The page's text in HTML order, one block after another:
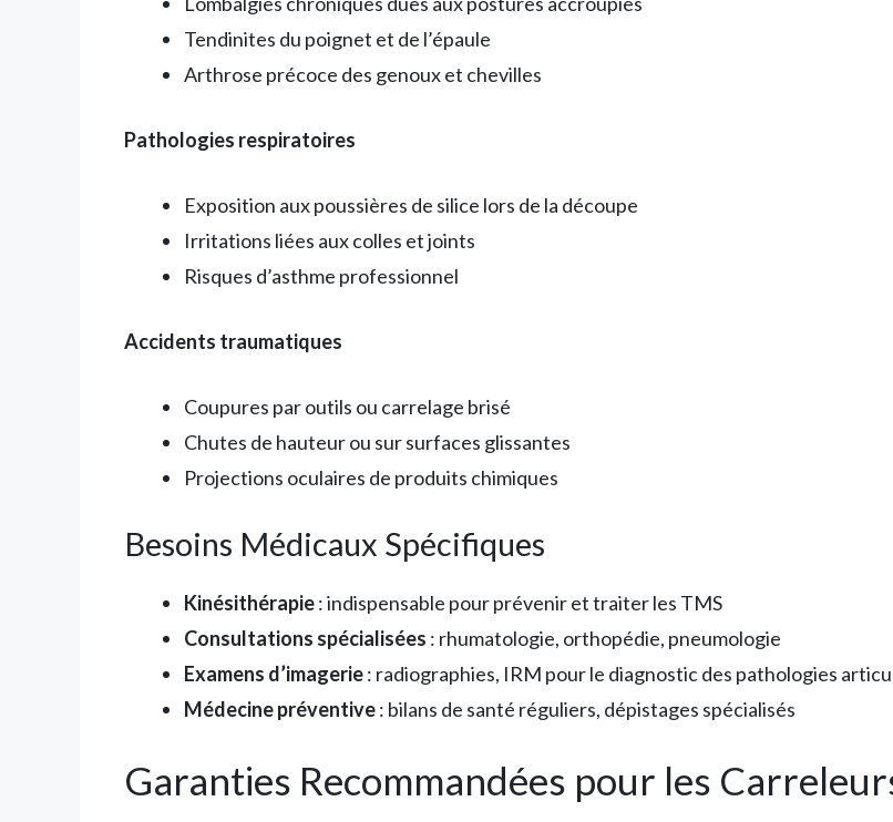
Tendinites du poignet et de l’épaule
Arthrose précoce des genoux et chevilles
Pathologies respiratoires
Exposition aux poussières de silice lors de la découpe
Irritations liées aux colles et joints
Risques d’asthme professionnel
Accidents traumatiques
Coupures par outils ou carrelage brisé
Chutes de hauteur ou sur surfaces glissantes
Projections oculaires de produits chimiques
Besoins Médicaux Spécifiques
Kinésithérapie: indispensable pour prévenir et traiter les TMS
Consultations spécialisées : rhumatologie, orthopédie, pneumologie
Examens d’imagerie: radiographies, IRM pour le diagnostic des pathologies
Médecine préventive: bilans de santé réguliers, dépistages spécialisés
Garanties Recommandées pour les